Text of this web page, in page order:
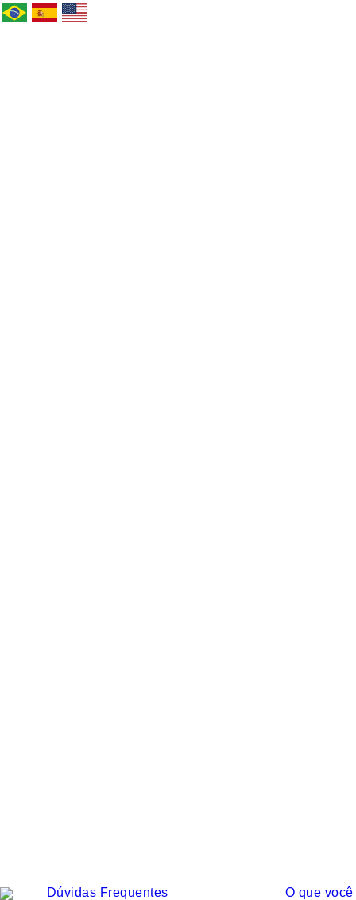
Dúvidas Frequentes O que